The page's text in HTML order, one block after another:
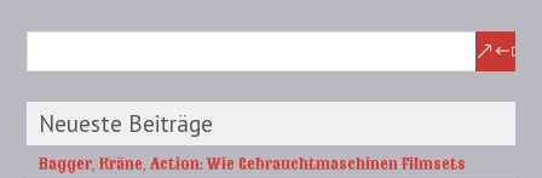
Neueste Beiträge
Bagger, Kräne, Action: Wie Gebrauchtmaschinen Filmsets